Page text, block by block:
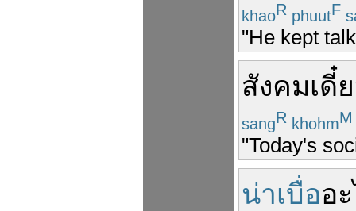
khaoR phuutF
"He kept
สังคมเดี๋
sangR khohmM
"Today's
น่าเบื่ออ